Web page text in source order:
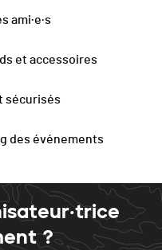
ami·e·s
et accessoires
sécurisés
des événements
?